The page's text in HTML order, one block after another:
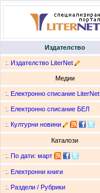
Издателство
:. Издателство LiterNet
Медии
:. Електронно списание LiterNet
:. Електронно списание БЕЛ
:. Културни новини
Каталози
:. По дати: март
:. Електронни книги
:. Раздели / Рубрики